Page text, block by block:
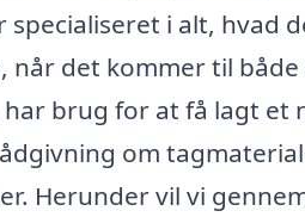
i alt, hvad
det kommer til
brug for at få lagt et
om
Herunder vil vi